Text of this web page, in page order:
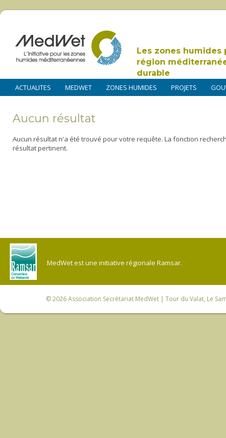
Les zones humides
région
durable
ACTUALITES MEDWET ZONES HUMIDES PROJETS
Aucun résultat
Aucun résultat n'a été trouvé pour votre requête. La fonction
résultat pertinent.
MedWet est une initiative régionale Ramsar.
© 2026Association Secrétariat MedWet | Tour du Valat, Le